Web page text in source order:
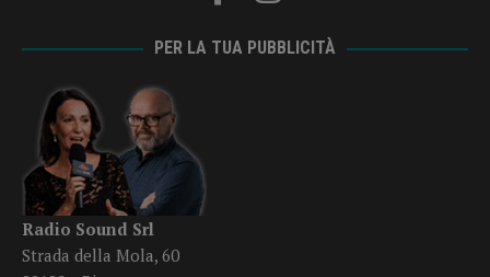
PER LA TUA PUBBLICITÀ
Radio Sound Srl
Strada della Mola, 60